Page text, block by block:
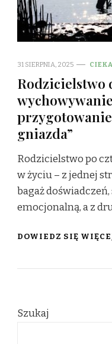
31 SIERPNIA, 2025
Rodzicielstwo
gniazda”
Rodzicielstwo po
w życiu – z jednej
bagaż
emocjonalną, a z
DOWIEDZ SIĘ
Szukaj